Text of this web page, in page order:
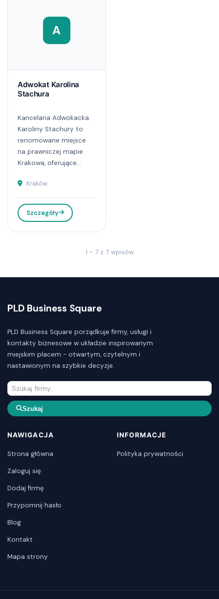
A
Adwokat Karolina
Stachura
Kancelaria Adwokacka
Karoliny Stachury to
renomowane miejsce
na prawniczej mapie
Krakowa, oferujące...
Kraków
Szczegóły
1 - 7 z 7 wpisów
PLD Business Square
PLD Business Square porządkuje firmy, usługi i
kontakty biznesowe w układzie inspirowanym
miejskim placem - otwartym, czytelnym i
nastawionym na szybkie decyzje.
Szukaj
NAWIGACJA
Strona główna
Zaloguj się
Dodaj firmę
Przypomnij hasło
Blog
Kontakt
Mapa strony
INFORMACJE
Polityka prywatności